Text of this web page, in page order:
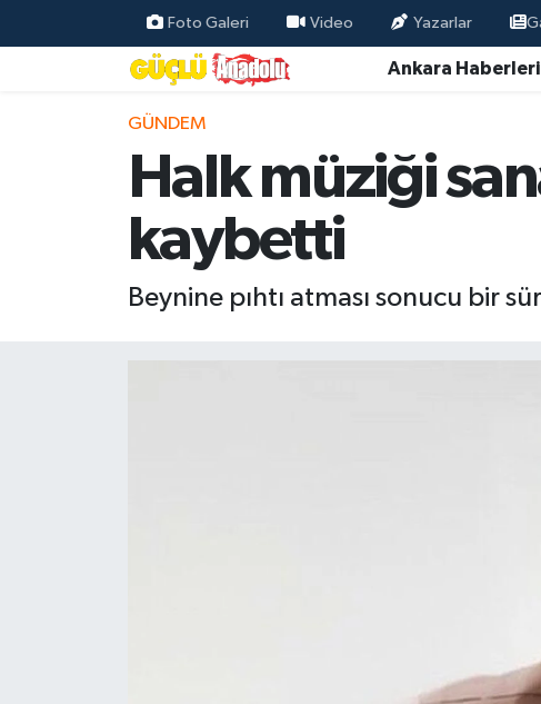
Foto Galeri Video Yazarlar
Ankara Haberleri
GÜNDEM
Halk müziği
kaybetti
Beynine pıhtı atması sonucu bir
Özel Haber
Resmi İlanlar
Gündem